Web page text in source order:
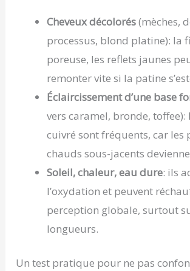
Cheveux décolorés(mèches,
processus, blond platine): la
poreuse, les reflets jaunes
remonter vite si la patine
Éclaircissement d’une base
vers caramel, bronde, toffee):
cuivré sont fréquents, car les
chauds sous-jacents
Soleil, chaleur, eau dure: ils
l’oxydation et peuvent
perception globale, surtout
longueurs.
Un test pratique pour ne pas